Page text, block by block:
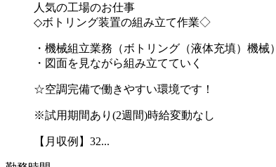
人気の工場のお仕事
◇ボトリング装置の組み立て作業◇
・機械組立業務（ボトリング（液体充填）機械）
・図面を見ながら組み立てていく
☆空調完備で働きやすい環境です！
※試用期間あり(2週間)時給変動なし
【月収例】32...